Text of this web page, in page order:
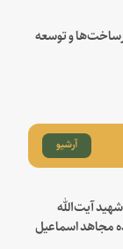
و توسعه
آرشیو
آیت‌الله
مجاهد اسماعیل